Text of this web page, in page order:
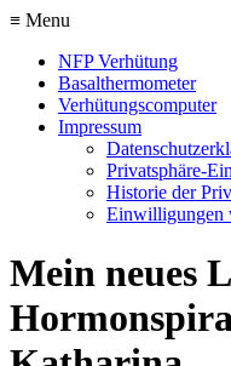
≡ Menu
NFP Verhütung
Basalthermometer
Verhütungscomputer
Impressum
Privatsphäre-
Historie der
Einwilligungen
Mein neues